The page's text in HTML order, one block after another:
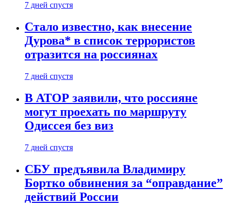
7 дней спустя
Стало известно, как внесение
Дурова* в список террористов
отразится на россиянах
7 дней спустя
В АТОР заявили, что россияне
могут проехать по маршруту
Одиссея без виз
7 дней спустя
СБУ предъявила Владимиру
Бортко обвинения за “оправдание”
действий России